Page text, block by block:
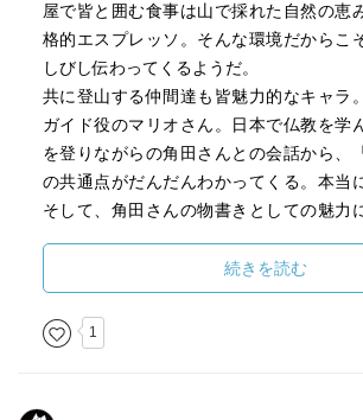
屋で皆と囲む食事は山で採れた自然の恵
格的エスプレッソ。そんな環境だからこ
しびし伝わってくるようだ。
共に登山する仲間達も皆魅力的なキャラ
ガイド役のマリオさん。日本で仏教を学
を登りながらの角田さんとの会話から、
の共通点がだんだんわかってくる。本当
そして、角田さんの物書きとしての魅力
「この目で見なければその世界は存在し
だし、その世界を自分の言葉にできなけ
にならない。登山者がその気持ちを説明
を目指すように、書き続けることで私も
自然と向き合うことで、確実に彼女は一
続きを読む
1